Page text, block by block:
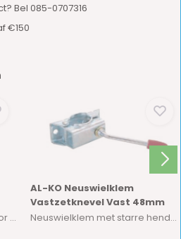
Bel 085-0707316
€150
Deze manoeuvreergreep voor neuswielen vormt ee...
AL-KO Neuswielklem
Vastzetknevel Vast 48mm
Neuswielklem met starre hendel. Voor het vastz...